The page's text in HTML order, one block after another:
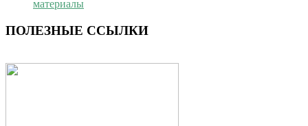
материалы
ПОЛЕЗНЫЕ ССЫЛКИ